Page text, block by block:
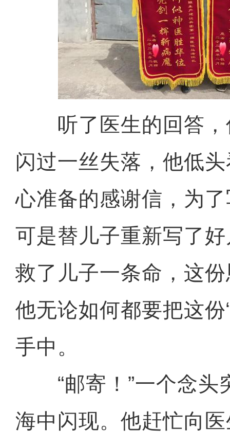
听了医生的回答，
闪过一丝失落，他低
心准备的感谢信，为
可是替儿子重新写了
救了儿子一条命，这
他无论如何都要把这份
手中。
“邮寄！”一个念头
海中闪现。他赶忙向